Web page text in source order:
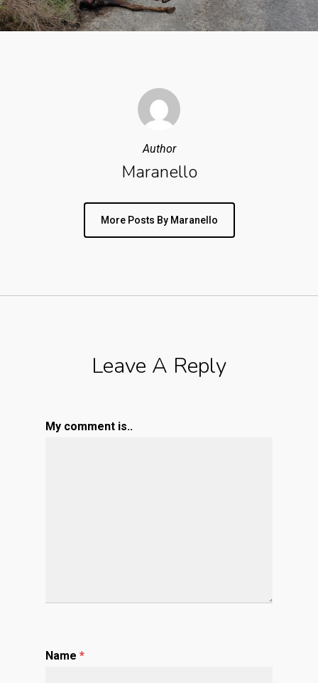
Author
Maranello
More Posts By Maranello
Leave A Reply
My comment is..
Name *